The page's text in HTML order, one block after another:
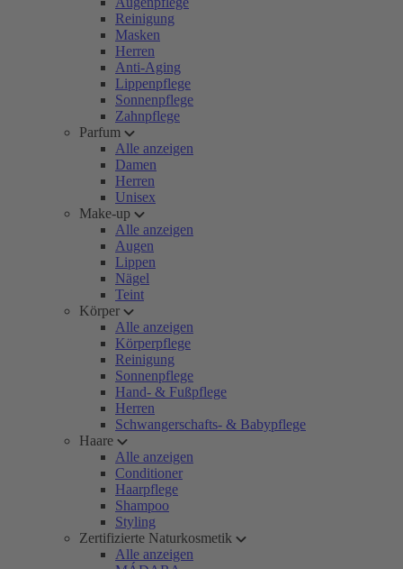
Reinigung
Masken
Herren
Anti-Aging
Lippenpflege
Sonnenpflege
Zahnpflege
Parfum
Alle anzeigen
Damen
Herren
Unisex
Make-up
Alle anzeigen
Augen
Lippen
Nägel
Teint
Körper
Alle anzeigen
Körperpflege
Reinigung
Sonnenpflege
Hand- & Fußpflege
Herren
Schwangerschafts- & Babypflege
Haare
Alle anzeigen
Conditioner
Haarpflege
Shampoo
Styling
Zertifizierte Naturkosmetik
Alle anzeigen